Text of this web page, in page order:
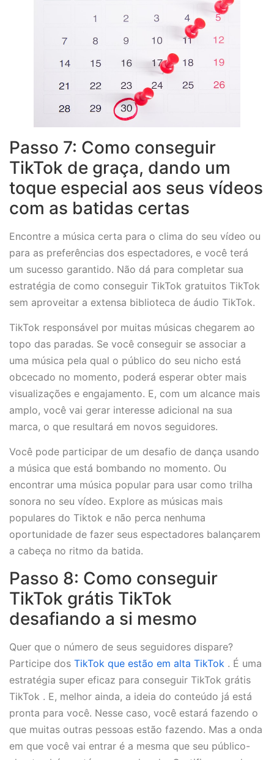
Passo 7: Como conseguir
TikTok de graça, dando um
toque especial aos seus vídeos
com as batidas certas
Encontre a música certa para o clima do seu vídeo ou
para as preferências dos espectadores, e você terá
um sucesso garantido. Não dá para completar sua
estratégia de como conseguir TikTok gratuitos TikTok
sem aproveitar a extensa biblioteca de áudio TikTok.
TikTok responsável por muitas músicas chegarem ao
topo das paradas. Se você conseguir se associar a
uma música pela qual o público do seu nicho está
obcecado no momento, poderá esperar obter mais
visualizações e engajamento. E, com um alcance mais
amplo, você vai gerar interesse adicional na sua
marca, o que resultará em novos seguidores.
Você pode participar de um desafio de dança usando
a música que está bombando no momento. Ou
encontrar uma música popular para usar como trilha
sonora no seu vídeo. Explore as músicas mais
populares do Tiktok e não perca nenhuma
oportunidade de fazer seus espectadores balançarem
a cabeça no ritmo da batida.
Passo 8: Como conseguir
TikTok grátis TikTok
desafiando a si mesmo
Quer que o número de seus seguidores dispare?
Participe dos TikTok que estão em alta TikTok . É uma
estratégia super eficaz para conseguir TikTok grátis
TikTok . E, melhor ainda, a ideia do conteúdo já está
pronta para você. Nesse caso, você estará fazendo o
que muitas outras pessoas estão fazendo. Mas a onda
em que você vai entrar é a mesma que seu público-